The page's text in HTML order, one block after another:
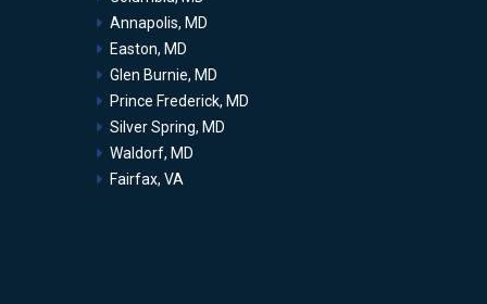
Annapolis, MD
Easton, MD
Glen Burnie, MD
Prince Frederick, MD
Silver Spring, MD
Waldorf, MD
Fairfax, VA